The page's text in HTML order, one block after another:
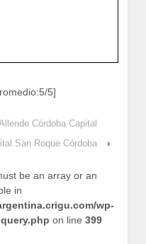
5]
Córdoba Capital
San Roque Córdoba
›
be an array or an
in
wp-
on line 399